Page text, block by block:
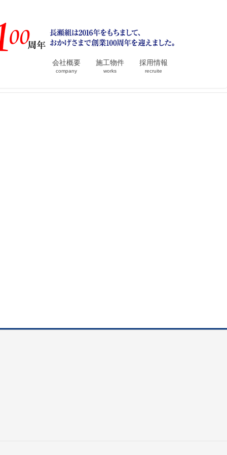
会社概要
company
施工物件
works
採用情報
recruite